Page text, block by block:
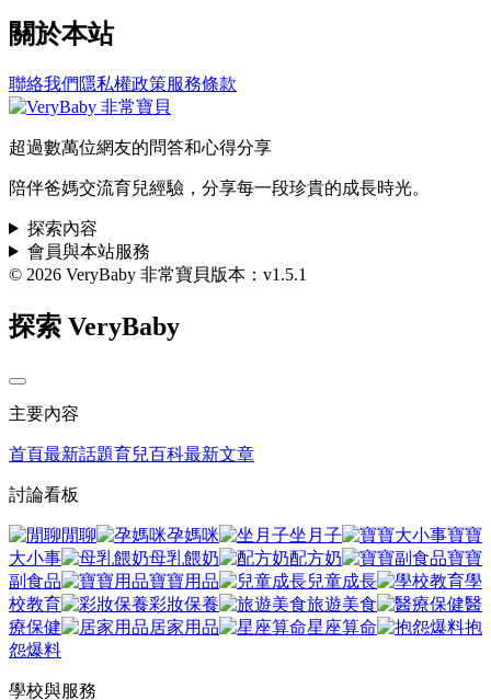
關於本站
聯絡我們 隱私權政策服務條款
超過數萬位網友的問答和心得分享
陪伴爸媽交流育兒經驗，分享每一段珍貴的成長時光。
探索內容
會員與本站服務
© 2026 VeryBaby 非常寶貝版本：v1.5.1
探索 VeryBaby
主要內容
首頁最新話題育兒百科最新文章
討論看板
閒聊 孕媽咪 坐月子
寶寶
大小事
母乳餵奶 配方奶
寶寶
副食品
寶寶用品 兒童成長
學
校教育
彩妝保養 旅遊美食
醫
療保健
居家用品 星座算命
抱
怨爆料
學校與服務